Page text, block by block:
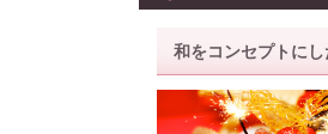
和をコンセプトに